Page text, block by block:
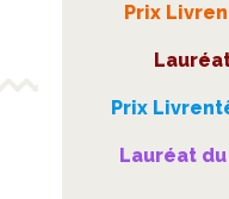
Prix
Prix
Lauréat